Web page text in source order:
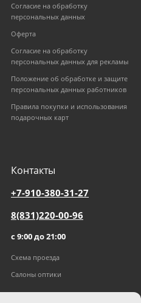
Согласие на обработку
персональных данных
Оферта
Согласие на обработку
персональных данных для рекламы
Положение об обработке и защите
персональных данных работников
Правила покупки и использования
подарочных карт
Контакты
+7-910-380-31-27
8(831)220-00-96
с 9:00 до 21:00
Схема проезда
Салоны оптики